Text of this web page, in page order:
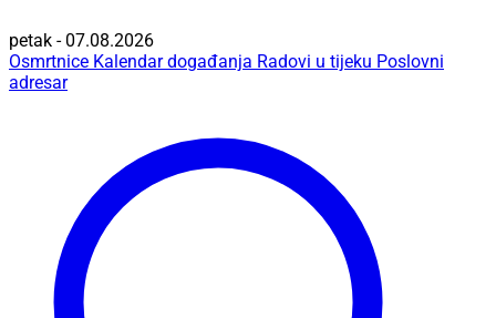
petak - 07.08.2026
Osmrtnice Kalendar događanja Radovi u tijeku Poslovni
adresar